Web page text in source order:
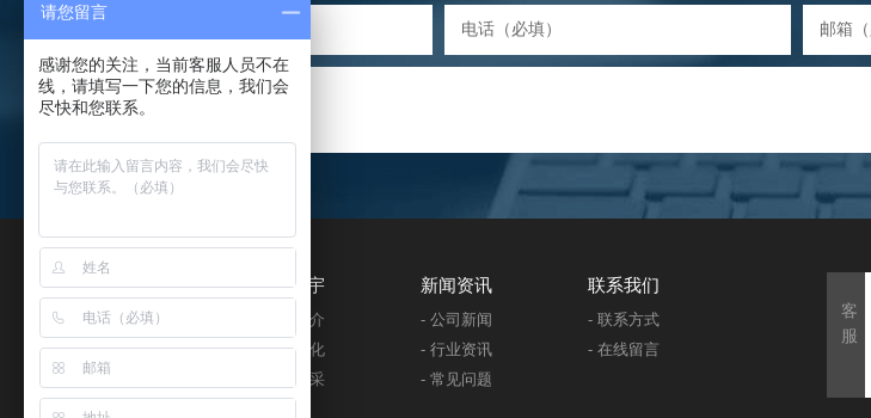
留言内容
产品分类
- 水处理系列
- 分、集水器
- 电加热设备系列
- 搅拌设备系列
关于淮宇
- 公司简介
- 企业文化
- 企业风采
新闻资讯
- 公司新闻
- 行业资讯
- 常见问题
联系我们
- 联系方式
- 在线留言
客
服
请您留言
感谢您的关注，当前客服人员不在
线，请填写一下您的信息，我们会
尽快和您联系。